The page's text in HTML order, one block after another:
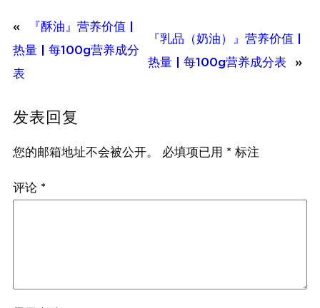
«
『酥油』营养价值 |
热量 | 每100g营养成分
表
『乳品（奶油）』营养价值 |
热量 | 每100g营养成分表
»
发表回复
您的邮箱地址不会被公开。 必填项已用 * 标注
评论 *